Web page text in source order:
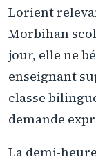
Lorient
Morbihan
jour, elle ne
enseignant
classe
demande
La demi-